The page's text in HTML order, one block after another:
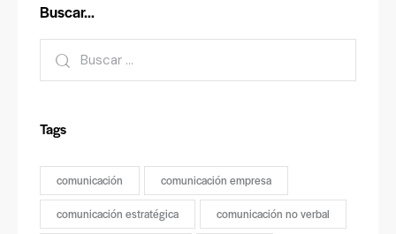
Buscar…
Tags
comunicación comunicación empresa
comunicación estratégica comunicación no verbal